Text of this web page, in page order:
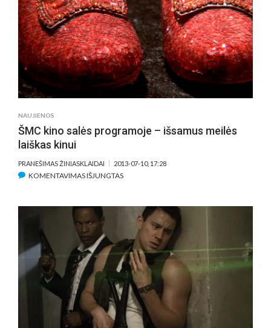
NAUJIENOS
ŠMC kino salės programoje – išsamus meilės
laiškas kinui
PRANEŠIMAS ŽINIASKLAIDAI 2013-07-10, 17:28
KOMENTAVIMAS IŠJUNGTASĮRAŠE
SALĖS
PROGRAMOJE
–
IŠSAMUS
MEILĖS
LAIŠKAS
KINUI